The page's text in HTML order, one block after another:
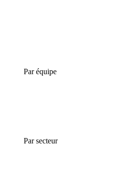
Par équipe
Par secteur